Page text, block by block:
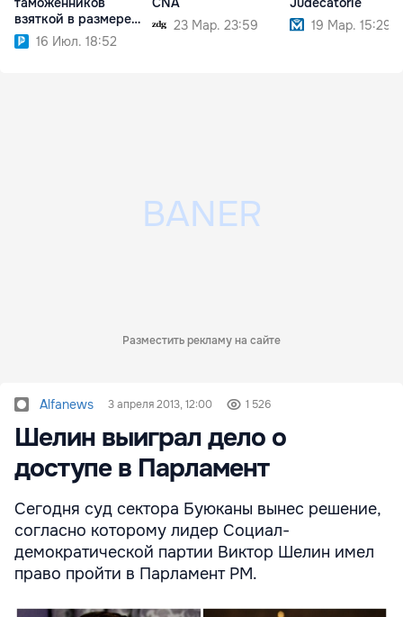
взяткой в размере
€260016 Июл. 18:52
23 Мар. 23:59
19 Мар. 15:29
Разместить рекламу на сайте
Alfanews 3 апреля 2013, 12:00 1 526
Шелин выиграл дело о
доступе в Парламент
Сегодня суд сектора Буюканы вынес решение,
согласно которому лидер Социал-
демократической партии Виктор Шелин имел
право пройти в Парламент РМ.